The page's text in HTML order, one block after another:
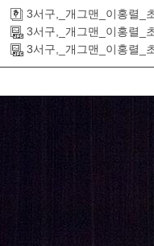
3서구,_개그맨_이홍렬_
3서구,_개그맨_이홍렬_
3서구,_개그맨_이홍렬_